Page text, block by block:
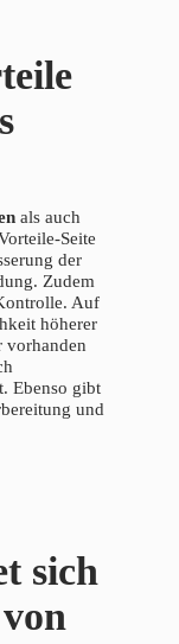
als auch
Seite
der
Zudem
Auf
höherer
vorhanden
Ebenso gibt
und
sich